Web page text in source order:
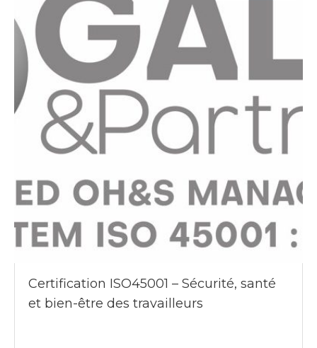
Certification ISO45001 – Sécurité, santé
et bien-être des travailleurs